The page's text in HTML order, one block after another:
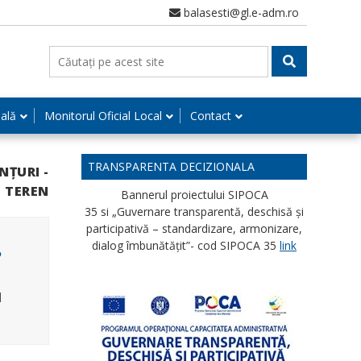
balasesti@gl.e-adm.ro
Monitorul Oficial Local Contact
-
TRANSPARENTA DECIZIONALA
Bannerul proiectului SIPOCA
35 si „Guvernare transparentă, deschisă și
participativă – standardizare, armonizare,
dialog îmbunătățit”- cod SIPOCA 35 link